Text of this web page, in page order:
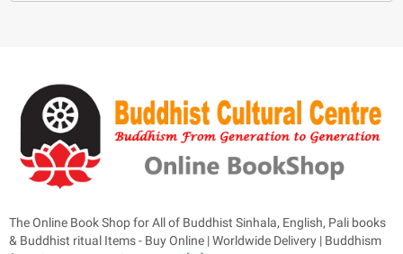
The Online Book Shop for All of Buddhist Sinhala, English, Pali books
& Buddhist ritual Items - Buy Online | Worldwide Delivery | Buddhism